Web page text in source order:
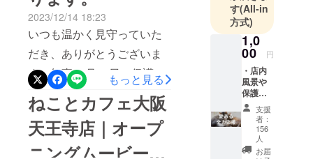
が新しい家族と出会う場所
を残すこと・子どもたちが
命の尊さにふれられる場所
を続けること・ひとりの依
存の無理に頼りすぎない運
営体制へ立て直すことその
ための再建プロジェクトで
す。ありがたいことに、現
ジェクトを作りました。こ
れから私達はどう活動して
いくのか？私達にとってと
ても重要なことなので、ぜ
ひ一度ご覧いただければ幸
いです。
https://community.camp-
2023/12/14 18:23
いつも温かく見守っていた
だき、ありがとうございま
す。無事11月30日に保護猫
カフェ『ねことカフェ』が
オープン致しました。皆様
の心強いメッセージなども
頂き、昨日の研修を除き毎
もっと見る
ねことカフェ大阪
天王寺店｜オープ
ニングムービーと
ちの新たな
ご縁を繋い
でいきま
す(All-in
方式)
1,0
00 円
・店内
風景や
保護ね
こたち
の写真
付きお
礼メー
ルを送
支援
者：
156
人
お届